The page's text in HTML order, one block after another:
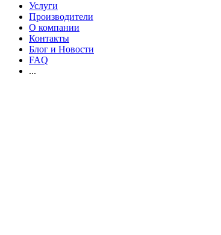
Услуги
Производители
О компании
Контакты
Блог и Новости
FAQ
...